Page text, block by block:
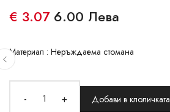
€ 3.07 6.00 Лева
Материал : Неръждаема стомана
- + Добави в клоличката